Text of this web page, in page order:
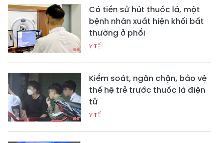
Có tiền sử hút thuốc lá, một
bệnh nhân xuất hiện khối bất
thường ở phổi
Y TẾ
Kiểm soát, ngăn chặn, bảo vệ
thế hệ trẻ trước thuốc lá điện
tử
Y TẾ